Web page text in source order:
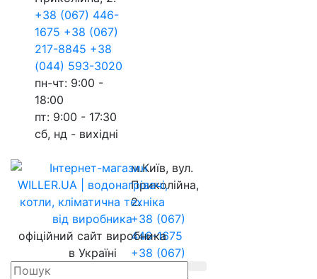
+38 (067) 446-
1675 +38 (067)
217-8845 +38
(044) 593-3020
пн-чт: 9:00 -
18:00
пт: 9:00 - 17:30
сб, нд - вихідні
м.Київ, вул.
Приколійна,
2.
+38 (067)
446-1675
+38 (067)
офіційний сайт виробника
в Україні